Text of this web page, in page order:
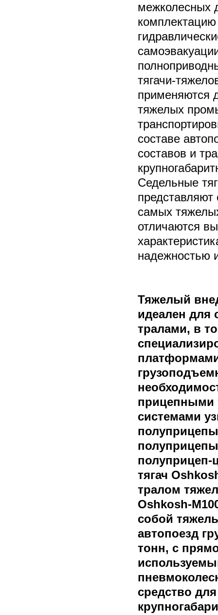
межколесных
комплектацию
тягачи-
применяются
тяжелых
составе
составов и
Седельные
самых
отличаются
надежностью
Тяжелый
идеален для
тралами, в
прицепными
системами
тягач
тралом
Oshkosh-
собой
автопоезд
тонн, с
средство